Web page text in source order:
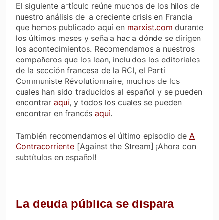
El siguiente artículo reúne muchos de los hilos de
nuestro análisis de la creciente crisis en Francia
que hemos publicado aquí en marxist.com durante
los últimos meses y señala hacia dónde se dirigen
los acontecimientos. Recomendamos a nuestros
compañeros que los lean, incluidos los editoriales
de la sección francesa de la RCI, el Parti
Communiste Révolutionnaire, muchos de los
cuales han sido traducidos al español y se pueden
encontrar aquí, y todos los cuales se pueden
encontrar en francés aquí.
También recomendamos el último episodio de A
Contracorriente [Against the Stream] ¡Ahora con
subtítulos en español!
La deuda pública se dispara